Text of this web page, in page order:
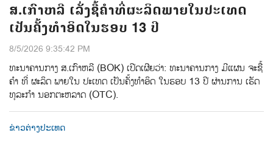
ສ.ເກົາຫລີ ເລັ່ງຊື້ຄຳທີ່ຜະລິດພາຍໃນປະເທດ
ເປັນຄັ້ງທຳອິດໃນຮອບ 13 ປີ
8/5/2026 9:35:42 PM
ທະນາຄານກາງ ສ.ເກົາຫລີ (BOK) ເປີດເຜີຍວ່າ: ທະນາຄານກາງ ມີແຜນ ຈະຊື້
ຄຳ ທີ່ ຜະລິດ ພາຍໃນ ປະເທດ ເປັນຄັ້ງທຳອິດ ໃນຮອບ 13 ປີ ຜ່ານການ ເຮັດ
ທຸລະກຳ ນອກຕະຫລາດ (OTC).
ຂ່າວຕ່າງປະເທດ